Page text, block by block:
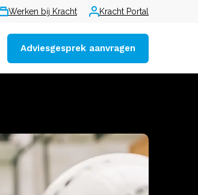
Werken bij Kracht Kracht Portal
Adviesgesprek aanvragen